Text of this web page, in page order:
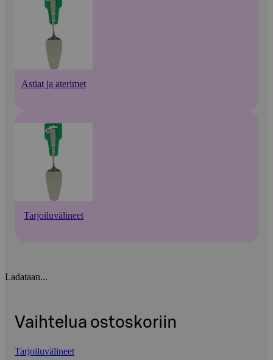
Astiat ja aterimet
Tarjoiluvälineet
Ladataan...
Vaihtelua ostoskoriin
Tarjoiluvälineet